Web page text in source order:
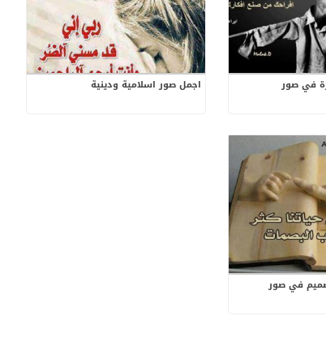
في صور اجمل صور اسلامية ودينية
في صور